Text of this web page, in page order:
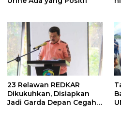
23 Relawan REDKAR
Dikukuhkan, Disiapkan
Jadi Garda Depan Cegah